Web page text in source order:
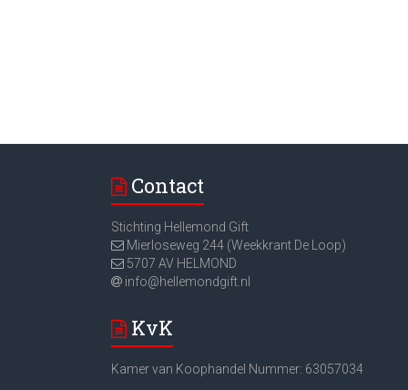
Contact
Stichting Hellemond Gift
Mierloseweg 244 (Weekkrant De Loop)
5707 AV HELMOND
info@hellemondgift.nl
KvK
Kamer van Koophandel Nummer: 63057034